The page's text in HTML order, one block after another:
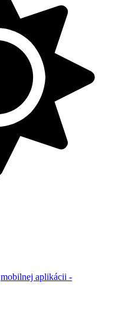
mobilnej aplikácii -